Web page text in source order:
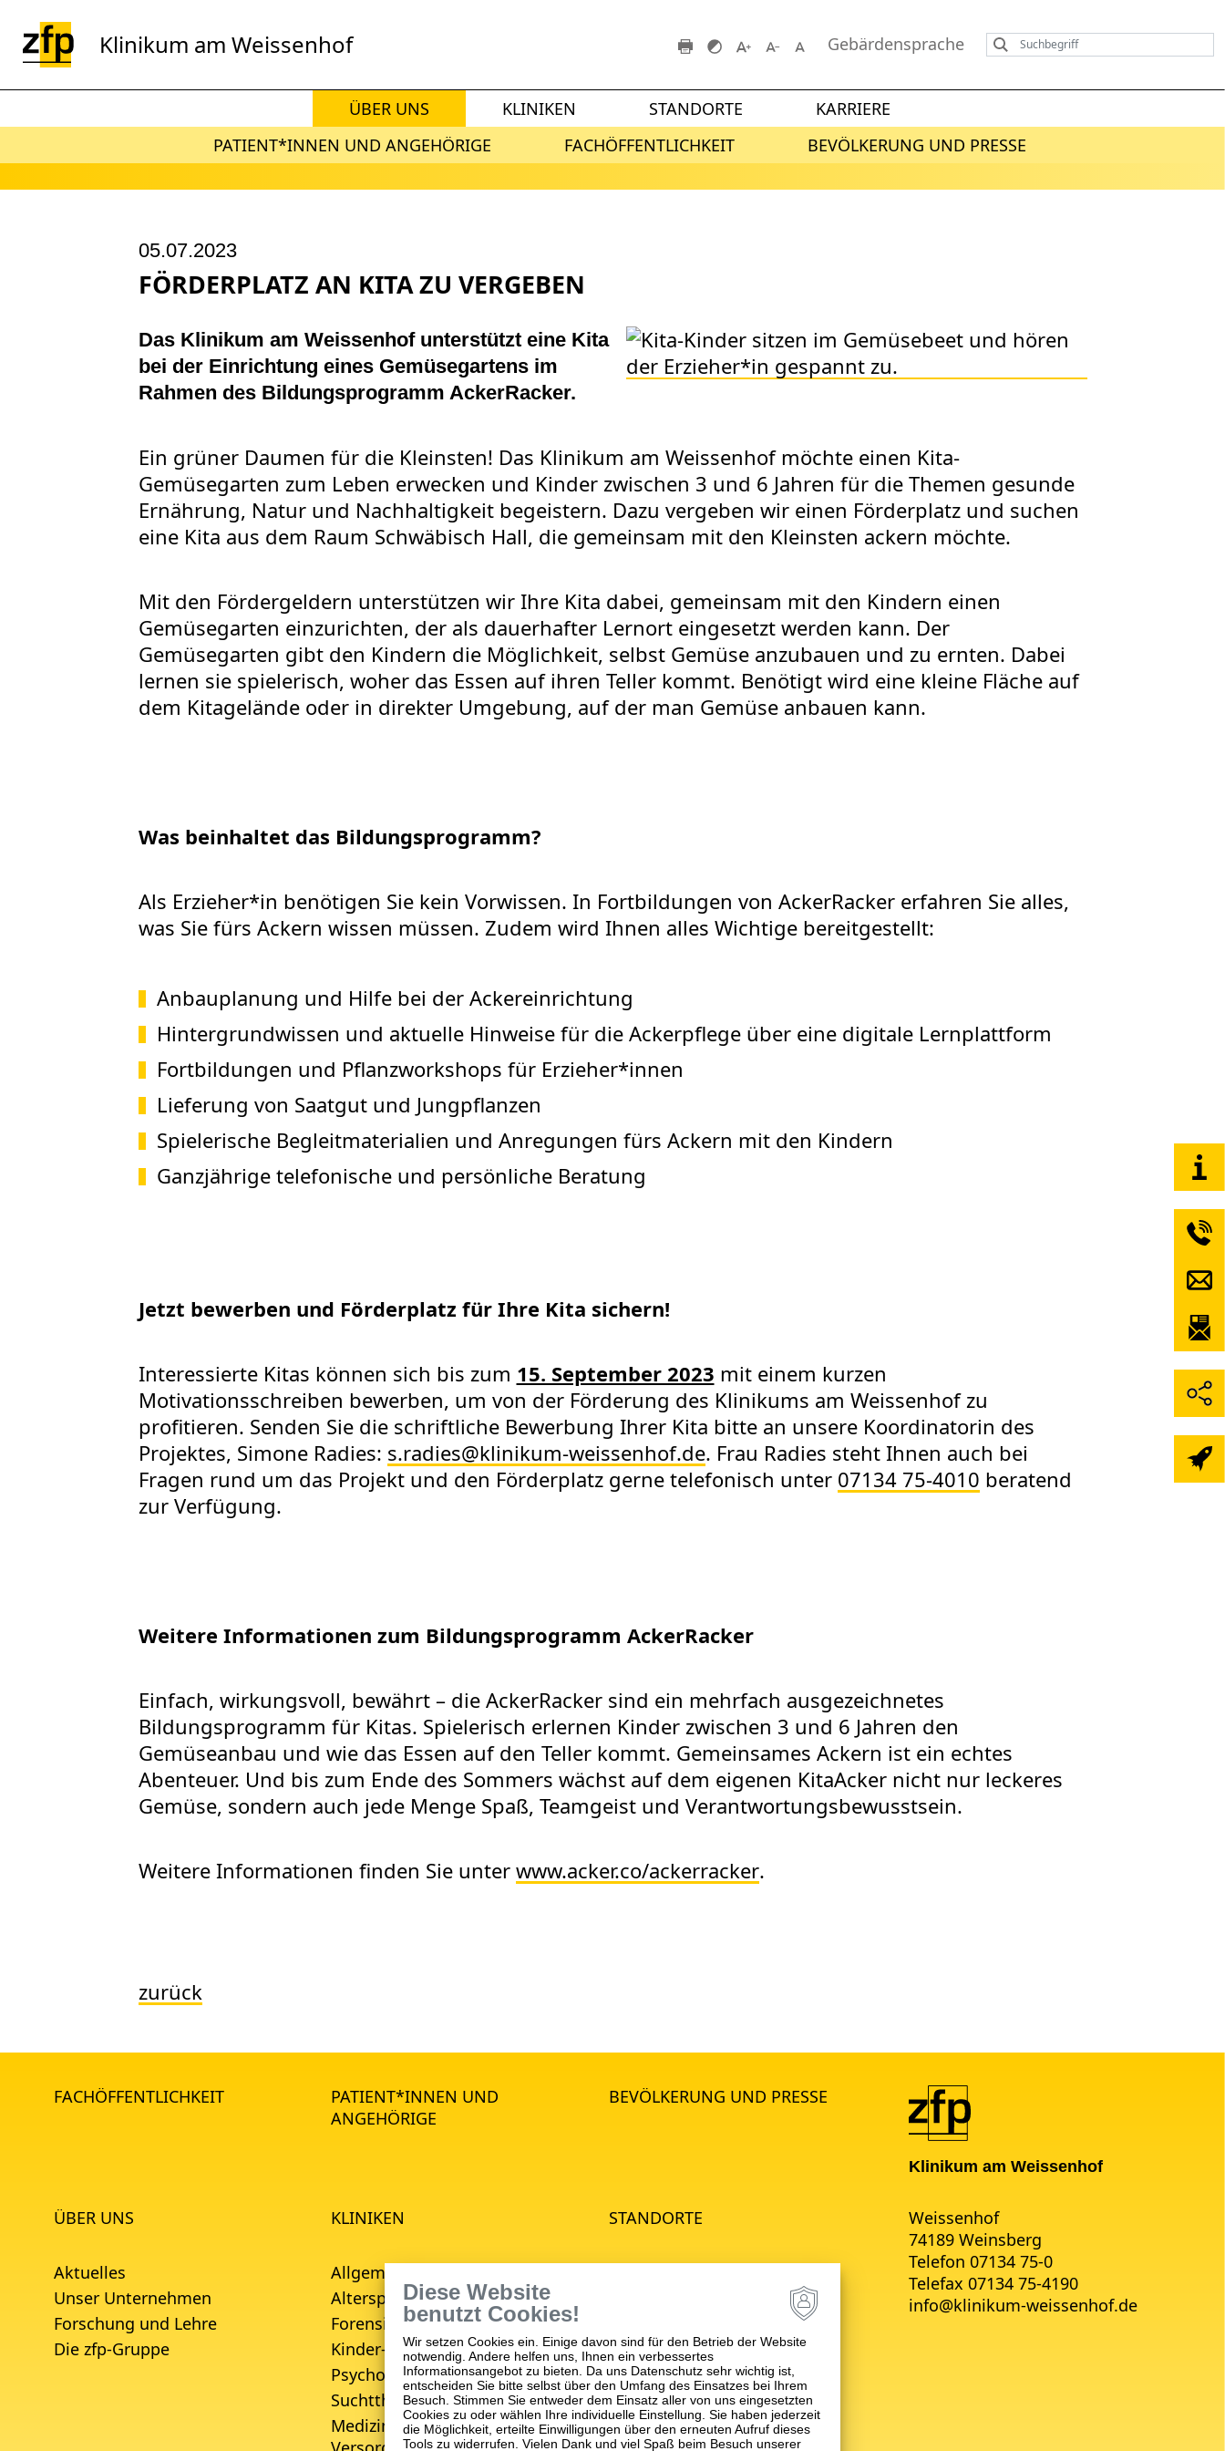
Klinikum am Weissenhof Gebärdensprache
ÜBER UNS KLINIKEN STANDORTE
KARRIERE
PATIENT*INNEN UND ANGEHÖRIGE
FACHÖFFENTLICHKEIT BEVÖLKERUNG UND PRESSE
05.07.2023
FÖRDERPLATZ AN KITA ZU VERGEBEN
Das Klinikum am Weissenhof unterstützt eine Kita
bei der Einrichtung eines Gemüsegartens im
Rahmen des Bildungsprogramm AckerRacker.
Ein grüner Daumen für die Kleinsten! Das Klinikum am Weissenhof möchte einen Kita-
Gemüsegarten zum Leben erwecken und Kinder zwischen 3 und 6 Jahren für die Themen gesunde
Ernährung, Natur und Nachhaltigkeit begeistern. Dazu vergeben wir einen Förderplatz und suchen
eine Kita aus dem Raum Schwäbisch Hall, die gemeinsam mit den Kleinsten ackern möchte.
Mit den Fördergeldern unterstützen wir Ihre Kita dabei, gemeinsam mit den Kindern einen
Gemüsegarten einzurichten, der als dauerhafter Lernort eingesetzt werden kann. Der
Gemüsegarten gibt den Kindern die Möglichkeit, selbst Gemüse anzubauen und zu ernten. Dabei
lernen sie spielerisch, woher das Essen auf ihren Teller kommt. Benötigt wird eine kleine Fläche auf
dem Kitagelände oder in direkter Umgebung, auf der man Gemüse anbauen kann.
Was beinhaltet das Bildungsprogramm?
Als Erzieher*in benötigen Sie kein Vorwissen. In Fortbildungen von AckerRacker erfahren Sie alles,
was Sie fürs Ackern wissen müssen. Zudem wird Ihnen alles Wichtige bereitgestellt:
Anbauplanung und Hilfe bei der Ackereinrichtung
Hintergrundwissen und aktuelle Hinweise für die Ackerpflege über eine digitale Lernplattform
Fortbildungen und Pflanzworkshops für Erzieher*innen
Lieferung von Saatgut und Jungpflanzen
Spielerische Begleitmaterialien und Anregungen fürs Ackern mit den Kindern
Ganzjährige telefonische und persönliche Beratung
Jetzt bewerben und Förderplatz für Ihre Kita sichern!
Interessierte Kitas können sich bis zum 15. September 2023 mit einem kurzen
Motivationsschreiben bewerben, um von der Förderung des Klinikums am Weissenhof zu
profitieren. Senden Sie die schriftliche Bewerbung Ihrer Kita bitte an unsere Koordinatorin des
Projektes, Simone Radies: s.radies@klinikum-weissenhof.de. Frau Radies steht Ihnen auch bei
Fragen rund um das Projekt und den Förderplatz gerne telefonisch unter 07134 75-4010 beratend
zur Verfügung.
Weitere Informationen zum Bildungsprogramm AckerRacker
Einfach, wirkungsvoll, bewährt – die AckerRacker sind ein mehrfach ausgezeichnetes
Bildungsprogramm für Kitas. Spielerisch erlernen Kinder zwischen 3 und 6 Jahren den
Gemüseanbau und wie das Essen auf den Teller kommt. Gemeinsames Ackern ist ein echtes
Abenteuer. Und bis zum Ende des Sommers wächst auf dem eigenen KitaAcker nicht nur leckeres
Gemüse, sondern auch jede Menge Spaß, Teamgeist und Verantwortungsbewusstsein.
Weitere Informationen finden Sie unter www.acker.co/ackerracker.
zurück
FACHÖFFENTLICHKEIT
PATIENT*INNEN UND
ANGEHÖRIGE
BEVÖLKERUNG UND PRESSE
Klinikum am Weissenhof
ÜBER UNS
Aktuelles
Unser Unternehmen
Forschung und Lehre
Die zfp-Gruppe
KLINIKEN
Allgemeine Psychiatrie
Alterspsychiatrie
Forensische Psychiatrie
Kinder- und Jugendpsychiatrie
Psychosomatische Medizin
Suchttherapie
Medizinisches
STANDORTE
Weissenhof
74189 Weinsberg
Telefon 07134 75-0
Telefax 07134 75-4190
info@klinikum-weissenhof.de
Diese Website
benutzt Cookies!
Wir setzen Cookies ein. Einige davon sind für den Betrieb der Website
notwendig. Andere helfen uns, Ihnen ein verbessertes
Informationsangebot zu bieten. Da uns Datenschutz sehr wichtig ist,
entscheiden Sie bitte selbst über den Umfang des Einsatzes bei Ihrem
Besuch. Stimmen Sie entweder dem Einsatz aller von uns eingesetzten
Cookies zu oder wählen Ihre individuelle Einstellung. Sie haben jederzeit
die Möglichkeit, erteilte Einwilligungen über den erneuten Aufruf dieses
Tools zu widerrufen. Vielen Dank und viel Spaß beim Besuch unserer